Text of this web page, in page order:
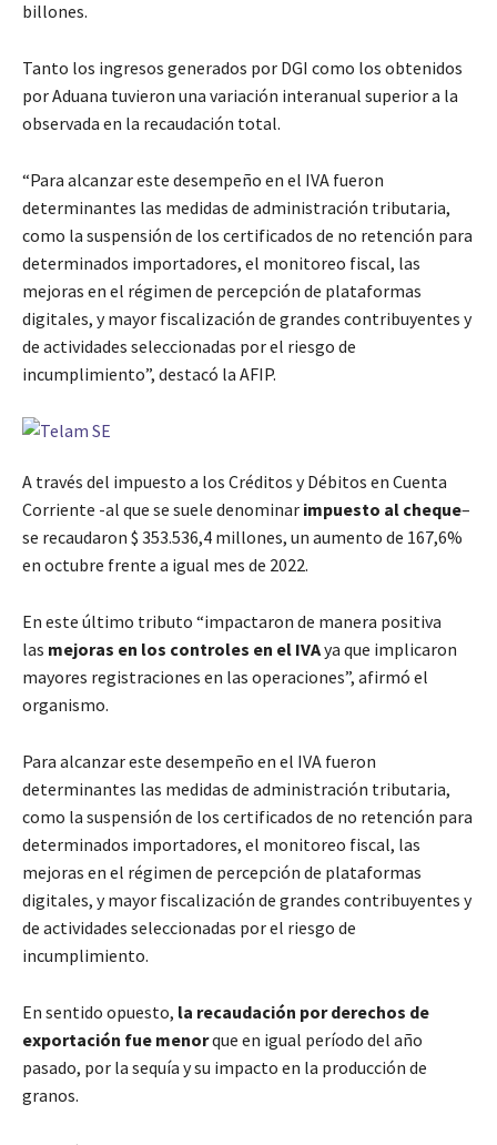
billones.
Tanto los ingresos generados por DGI como los obtenidos
por Aduana tuvieron una variación interanual superior a la
observada en la recaudación total.
“Para alcanzar este desempeño en el IVA fueron
determinantes las medidas de administración tributaria,
como la suspensión de los certificados de no retención para
determinados importadores, el monitoreo fiscal, las
mejoras en el régimen de percepción de plataformas
digitales, y mayor fiscalización de grandes contribuyentes y
de actividades seleccionadas por el riesgo de
incumplimiento”, destacó la AFIP.
A través del impuesto a los Créditos y Débitos en Cuenta
Corriente -al que se suele denominar impuesto al cheque–
se recaudaron $ 353.536,4 millones, un aumento de 167,6%
en octubre frente a igual mes de 2022.
En este último tributo “impactaron de manera positiva
las mejoras en los controles en el IVAya que implicaron
mayores registraciones en las operaciones”, afirmó el
organismo.
Para alcanzar este desempeño en el IVA fueron
determinantes las medidas de administración tributaria,
como la suspensión de los certificados de no retención para
determinados importadores, el monitoreo fiscal, las
mejoras en el régimen de percepción de plataformas
digitales, y mayor fiscalización de grandes contribuyentes y
de actividades seleccionadas por el riesgo de
incumplimiento.
En sentido opuesto, la recaudación por derechos de
exportación fue menorque en igual período del año
pasado, por la sequía y su impacto en la producción de
granos.